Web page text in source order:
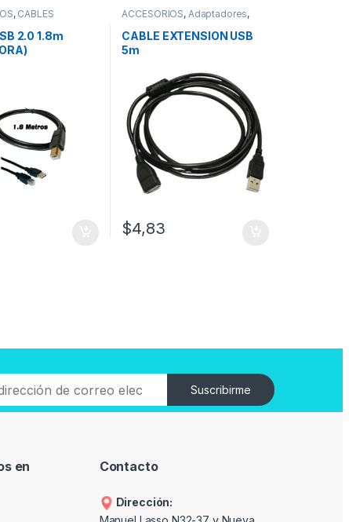
, CABLES
2.0 1.8m
ACCESORIOS, Adaptadores,
Cables USB
CABLE EXTENSION USB
5m
$4,83
Suscribirme
en Contacto
Dirección: